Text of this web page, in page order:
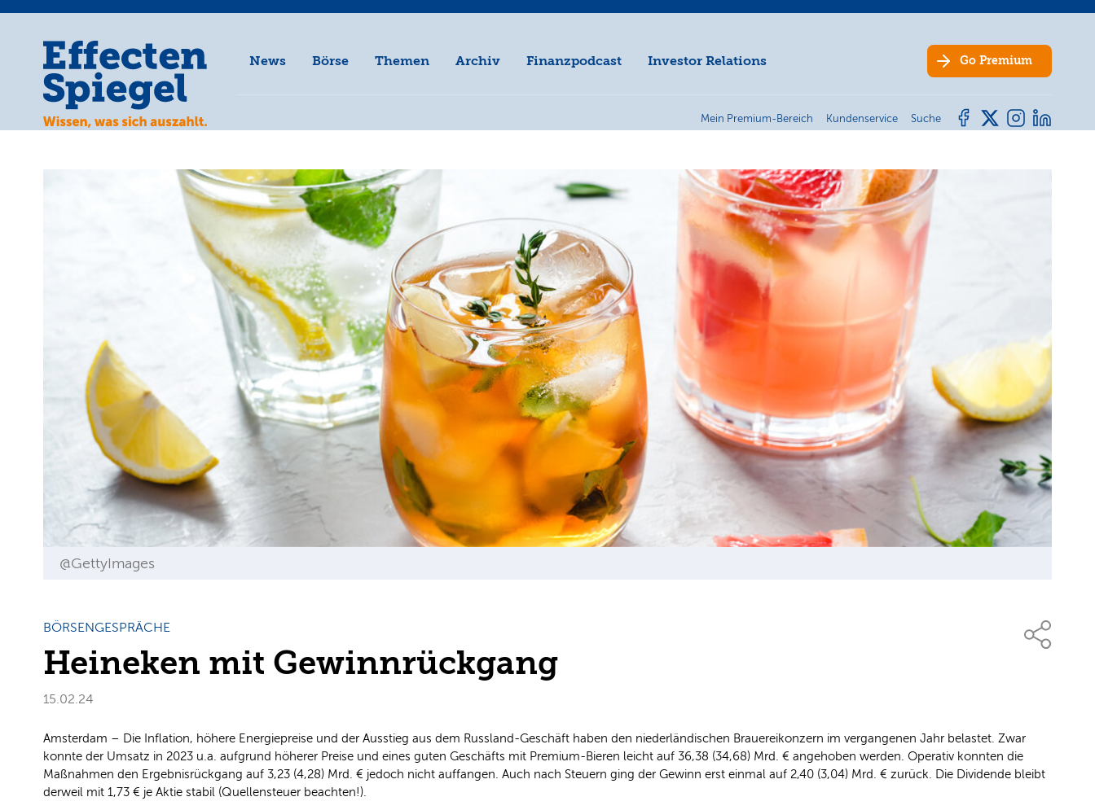
News Börse Themen Archiv Finanzpodcast Investor Relations Go Premium
Mein Premium-Bereich Kundenservice Suche
@GettyImages
BÖRSENGESPRÄCHE
Heineken mit Gewinnrückgang
15.02.24
Amsterdam – Die Inflation, höhere Energiepreise und der Ausstieg aus dem Russland-Geschäft haben den niederländischen Brauereikonzern im vergangenen Jahr belastet. Zwar
konnte der Umsatz in 2023 u.a. aufgrund höherer Preise und eines guten Geschäfts mit Premium-Bieren leicht auf 36,38 (34,68) Mrd. € angehoben werden. Operativ konnten die
Maßnahmen den Ergebnisrückgang auf 3,23 (4,28) Mrd. € jedoch nicht auffangen. Auch nach Steuern ging der Gewinn erst einmal auf 2,40 (3,04) Mrd. € zurück. Die Dividende bleibt
derweil mit 1,73 € je Aktie stabil (Quellensteuer beachten!).